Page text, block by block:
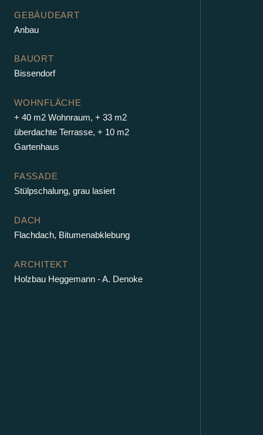
GEBÄUDEART
Anbau
BAUORT
Bissendorf
WOHNFLÄCHE
+ 40 m2 Wohnraum, + 33 m2
überdachte Terrasse, + 10 m2
Gartenhaus
FASSADE
Stülpschalung, grau lasiert
DACH
Flachdach, Bitumenabklebung
ARCHITEKT
Holzbau Heggemann - A. Denoke